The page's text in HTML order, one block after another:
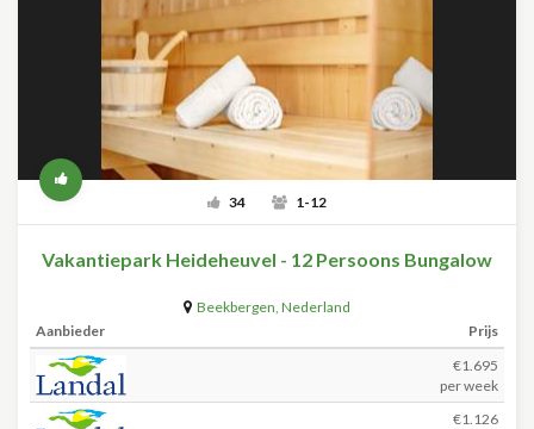
34 1-12
Vakantiepark Heideheuvel - 12 Persoons Bungalow
Beekbergen, Nederland
Aanbieder
Prijs
€1.695
per week
€1.126